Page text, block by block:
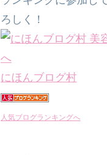
ろしく！
にほんブログ村
人気ブログランキングへ